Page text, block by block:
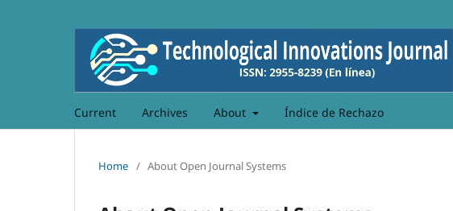
Current Archives About Índice de Rechazo
Home / About Open Journal Systems